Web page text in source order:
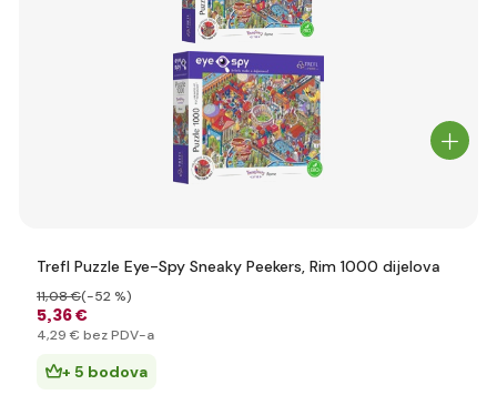
Trefl Puzzle Eye-Spy Sneaky Peekers, Rim 1000 dijelova
5,36 €
11,08 €(-52 %)
4,29 € bez PDV-a
+ 5 bodova